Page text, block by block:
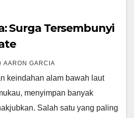
Surga Tersembunyi
AARON GARCIA
keindahan alam bawah laut
menyimpan banyak
Salah satu yang paling